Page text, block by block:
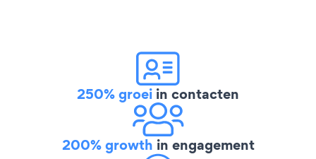
250% groei in contacten
200% growth in engagement